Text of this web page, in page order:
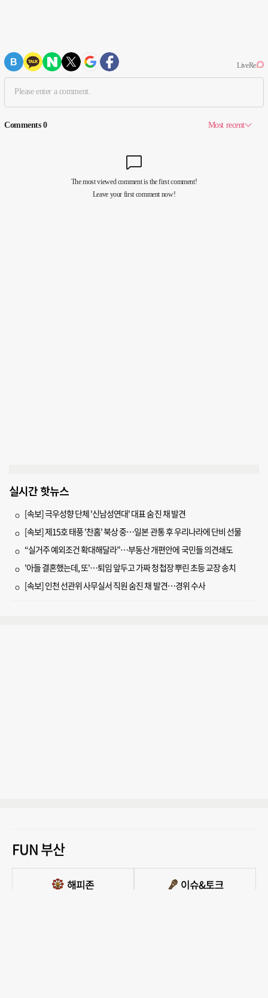
실시간 핫뉴스
[속보] 극우성향 단체 '신남성연대' 대표 숨진 채 발견
[속보] 제15호 태풍 '찬홈' 북상 중…일본 관통 후 우리나라에 단비 선물
“실거주 예외조건 확대해달라”…부동산 개편안에 국민들 의견쇄도
'아들 결혼했는데, 또'…퇴임 앞두고 가짜 청첩장 뿌린 초등 교장 송치
[속보] 인천 선관위 사무실서 직원 숨진 채 발견…경위 수사
FUN 부산